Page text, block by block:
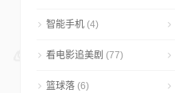
智能手机 (4)
看电影追美剧 (77)
篮球落 (6)